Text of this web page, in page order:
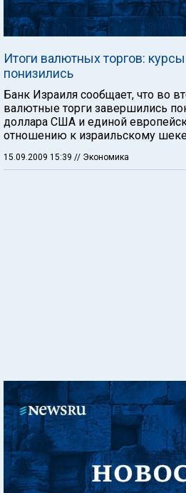
Итоги валютных торгов:
понизились
Банк Израиля сообщает, что во
валютные торги завершились
доллара США и единой
отношению к израильскому
15.09.2009 15:39 // Экономика